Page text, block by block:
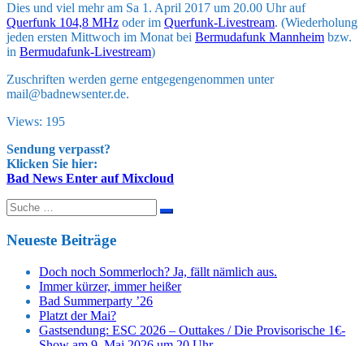
Dies und viel mehr am Sa 1. April 2017 um 20.00 Uhr auf
Querfunk 104,8 MHz oder im Querfunk-Livestream. (Wiederholung
jeden ersten Mittwoch im Monat bei Bermudafunk Mannheim bzw.
in Bermudafunk-Livestream)
Zuschriften werden gerne entgegengenommen unter
mail@badnewsenter.de.
Views: 195
Sendung verpasst?
Klicken Sie hier:
Bad News Enter auf Mixcloud
Suche
nach:
Neueste Beiträge
Doch noch Sommerloch? Ja, fällt nämlich aus.
Immer kürzer, immer heißer
Bad Summerparty ’26
Platzt der Mai?
Gastsendung: ESC 2026 – Outtakes / Die Provisorische 1€-